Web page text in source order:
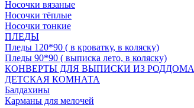
Носочки вязаные
Носочки тёплые
Носочки тонкие
ПЛЕДЫ
Пледы 120*90 ( в кроватку, в коляску)
Пледы 90*90 ( выписка лето, в коляску)
КОНВЕРТЫ ДЛЯ ВЫПИСКИ ИЗ РОДДОМА
ДЕТСКАЯ КОМНАТА
Балдахины
Карманы для мелочей